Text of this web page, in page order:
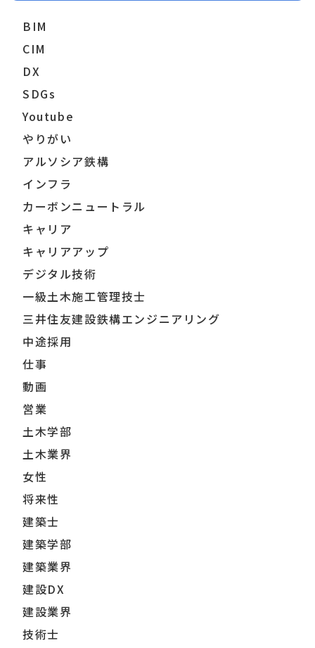
BIM
CIM
DX
SDGs
Youtube
やりがい
アルソシア鉄構
インフラ
カーボンニュートラル
キャリア
キャリアアップ
デジタル技術
一級土木施工管理技士
三井住友建設鉄構エンジニアリング
中途採用
仕事
動画
営業
土木学部
土木業界
女性
将来性
建築士
建築学部
建築業界
建設DX
建設業界
技術士